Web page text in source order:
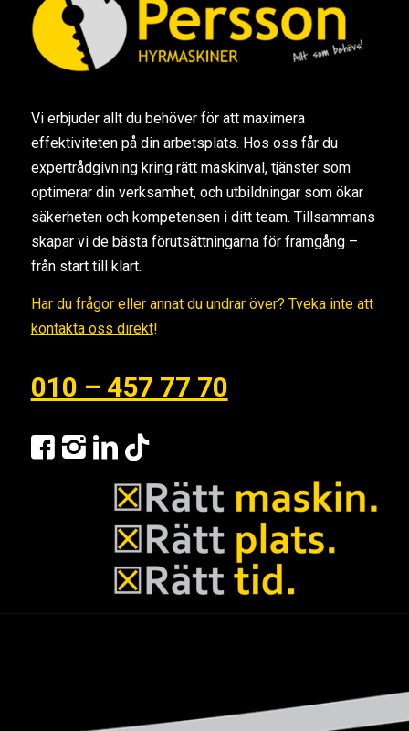
Vi erbjuder allt du behöver för att maximera
effektiviteten på din arbetsplats. Hos oss får du
expertrådgivning kring rätt maskinval, tjänster som
optimerar din verksamhet, och utbildningar som ökar
säkerheten och kompetensen i ditt team. Tillsammans
skapar vi de bästa förutsättningarna för framgång –
från start till klart.
Har du frågor eller annat du undrar över? Tveka inte att
kontakta oss direkt!
010 – 457 77 70